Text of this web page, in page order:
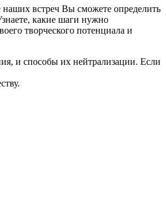
встреч Вы сможете определить
какие шаги нужно
творческого потенциала и
и способы их нейтрализации. Если